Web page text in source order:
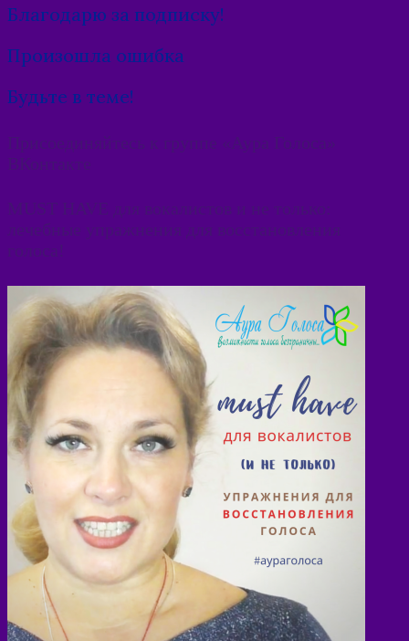
Благодарю за подписку!
Произошла ошибка
Будьте в теме!